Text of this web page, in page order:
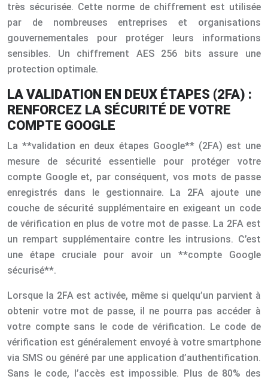
très sécurisée. Cette norme de chiffrement est utilisée
par de nombreuses entreprises et organisations
gouvernementales pour protéger leurs informations
sensibles. Un chiffrement AES 256 bits assure une
protection optimale.
LA VALIDATION EN DEUX ÉTAPES (2FA) :
RENFORCEZ LA SÉCURITÉ DE VOTRE
COMPTE GOOGLE
La **validation en deux étapes Google** (2FA) est une
mesure de sécurité essentielle pour protéger votre
compte Google et, par conséquent, vos mots de passe
enregistrés dans le gestionnaire. La 2FA ajoute une
couche de sécurité supplémentaire en exigeant un code
de vérification en plus de votre mot de passe. La 2FA est
un rempart supplémentaire contre les intrusions. C’est
une étape cruciale pour avoir un **compte Google
sécurisé**.
Lorsque la 2FA est activée, même si quelqu’un parvient à
obtenir votre mot de passe, il ne pourra pas accéder à
votre compte sans le code de vérification. Le code de
vérification est généralement envoyé à votre smartphone
via SMS ou généré par une application d’authentification.
Sans le code, l’accès est impossible. Plus de 80% des